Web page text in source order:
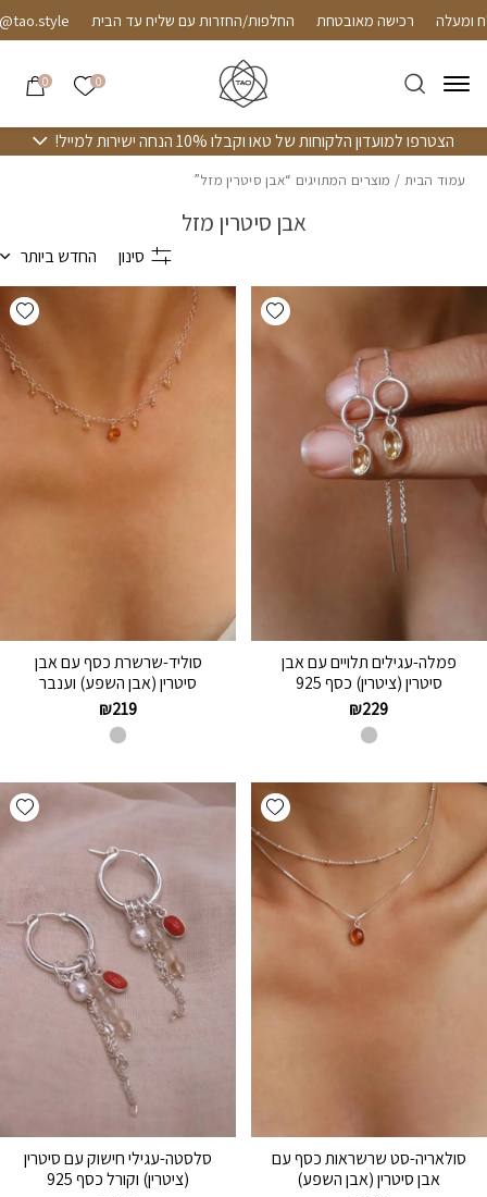
Skip to Content רכישה מאובטחת החלפות/החזרות עם שליח עד הבית
0 הרשימה
0
הצטרפו למועדון הלקוחות של טאו וקבלו 10% הנחה ישירות למייל!
עמוד הבית / מוצרים המתויגים “אבן סיטרין מזל”
אבן סיטרין מזל
סינון החדש ביותר
Add wishlist
פמלה-עגילים תלויים עם אבן
סיטרין (ציטרין) כסף 925
₪229
סוליד-שרשרת כסף עם אבן
סיטרין (אבן השפע) וענבר
₪219
Add wishlist
סולאריה-סט שרשראות כסף עם
אבן סיטרין (אבן השפע)
סלסטה-עגילי חישוק עם סיטרין
(ציטרין) וקורל כסף 925
בחזרה למעלה